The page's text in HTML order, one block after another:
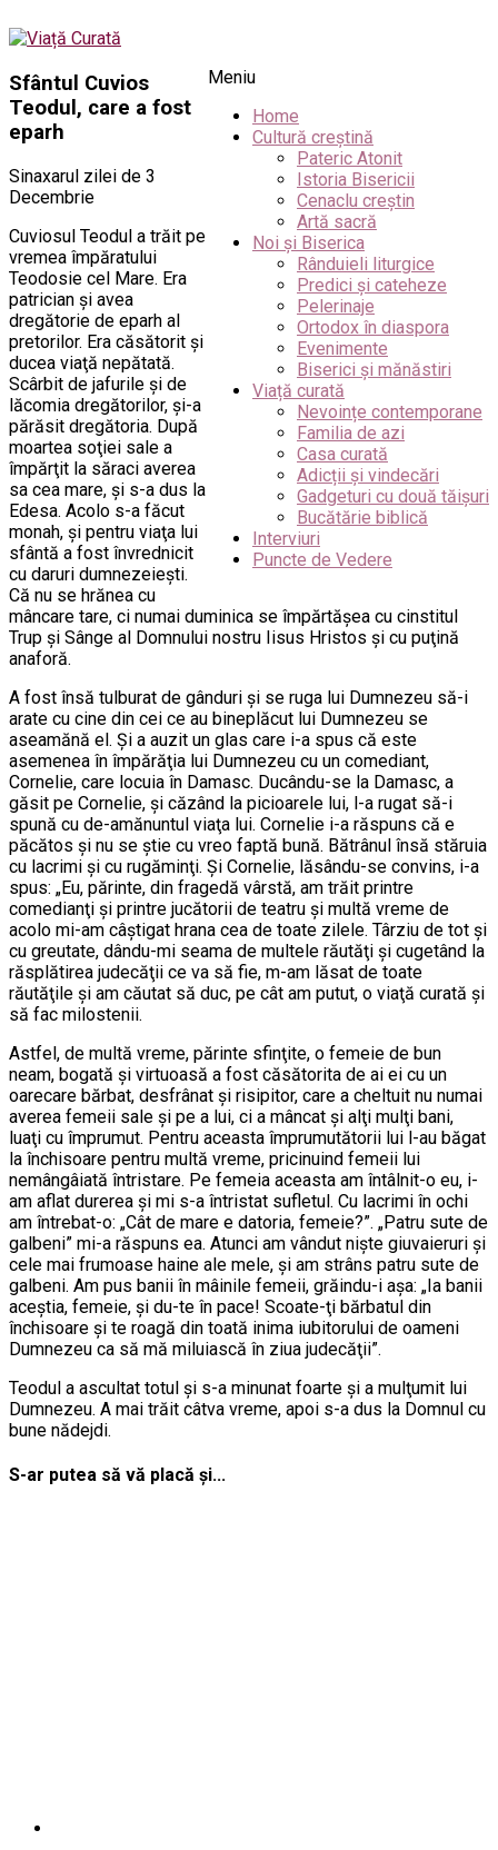
Meniu
Home
Cultură creștină
Pateric Atonit
Istoria Bisericii
Cenaclu creștin
Artă sacră
Noi și Biserica
Rânduieli liturgice
Predici și cateheze
Pelerinaje
Ortodox în diaspora
Evenimente
Biserici și mănăstiri
Viață curată
Nevoințe contemporane
Familia de azi
Casa curată
Adicții și vindecări
Gadgeturi cu două tăișuri
Bucătărie biblică
Interviuri
Puncte de Vedere
Sfântul Cuvios
Teodul, care a fost
eparh
Sinaxarul zilei de 3
Decembrie
Cuviosul Teodul a trăit pe
vremea împăratului
Teodosie cel Mare. Era
patrician şi avea
dregătorie de eparh al
pretorilor. Era căsătorit şi
ducea viaţă nepătată.
Scârbit de jafurile şi de
lăcomia dregătorilor, şi-a
părăsit dregătoria. După
moartea soţiei sale a
împărţit la săraci averea
sa cea mare, şi s-a dus la
Edesa. Acolo s-a făcut
monah, şi pentru viaţa lui
sfântă a fost învrednicit
cu daruri dumnezeieşti.
Că nu se hrănea cu
mâncare tare, ci numai duminica se împărtăşea cu cinstitul
Trup şi Sânge al Domnului nostru Iisus Hristos şi cu puţină
anaforă.
A fost însă tulburat de gânduri şi se ruga lui Dumnezeu să-i
arate cu cine din cei ce au bineplăcut lui Dumnezeu se
aseamănă el. Şi a auzit un glas care i-a spus că este
asemenea în împărăţia lui Dumnezeu cu un comediant,
Cornelie, care locuia în Damasc. Ducându-se la Damasc, a
găsit pe Cornelie, şi căzând la picioarele lui, l-a rugat să-i
spună cu de-amănuntul viaţa lui. Cornelie i-a răspuns că e
păcătos şi nu se ştie cu vreo faptă bună. Bătrânul însă stăruia
cu lacrimi şi cu rugăminţi. Şi Cornelie, lăsându-se convins, i-a
spus: „Eu, părinte, din fragedă vârstă, am trăit printre
comedianţi şi printre jucătorii de teatru şi multă vreme de
acolo mi-am câştigat hrana cea de toate zilele. Târziu de tot şi
cu greutate, dându-mi seama de multele răutăţi şi cugetând la
răsplătirea judecăţii ce va să fie, m-am lăsat de toate
răutăţile şi am căutat să duc, pe cât am putut, o viaţă curată şi
să fac milostenii.
Astfel, de multă vreme, părinte sfinţite, o femeie de bun
neam, bogată şi virtuoasă a fost căsătorita de ai ei cu un
oarecare bărbat, desfrânat şi risipitor, care a cheltuit nu numai
averea femeii sale şi pe a lui, ci a mâncat şi alţi mulţi bani,
luaţi cu împrumut. Pentru aceasta împrumutătorii lui l-au băgat
la închisoare pentru multă vreme, pricinuind femeii lui
nemângâiată întristare. Pe femeia aceasta am întâlnit-o eu, i-
am aflat durerea şi mi s-a întristat sufletul. Cu lacrimi în ochi
am întrebat-o: „Cât de mare e datoria, femeie?”. „Patru sute de
galbeni” mi-a răspuns ea. Atunci am vândut nişte giuvaieruri şi
cele mai frumoase haine ale mele, şi am strâns patru sute de
galbeni. Am pus banii în mâinile femeii, grăindu-i aşa: „Ia banii
aceştia, femeie, şi du-te în pace! Scoate-ţi bărbatul din
închisoare şi te roagă din toată inima iubitorului de oameni
Dumnezeu ca să mă miluiască în ziua judecăţii”.
Teodul a ascultat totul şi s-a minunat foarte şi a mulţumit lui
Dumnezeu. A mai trăit câtva vreme, apoi s-a dus la Domnul cu
bune nădejdi.
S-ar putea să vă placă și...